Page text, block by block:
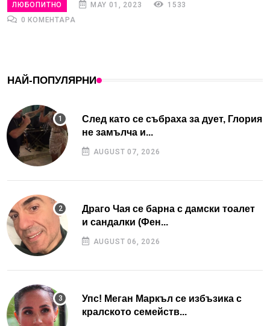
ЛЮБОПИТНО MAY 01, 2023
1533
0 КОМЕНТАРА
НАЙ-ПОПУЛЯРНИ
След като се събраха за дует, Глория
не замълча и...
AUGUST 07, 2026
Драго Чая се барна с дамски тоалет
и сандалки (Фен...
AUGUST 06, 2026
Упс! Меган Маркъл се избъзика с
кралското семейств...